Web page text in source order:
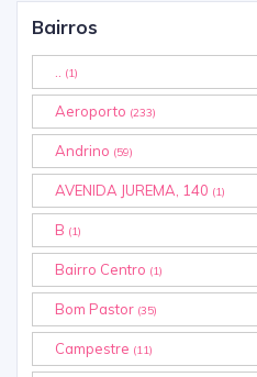
Bairros
(1)
Aeroporto (233)
Andrino (59)
AVENIDA JUREMA, 140 (1)
B (1)
Bairro Centro (1)
Bom Pastor (35)
Campestre (11)